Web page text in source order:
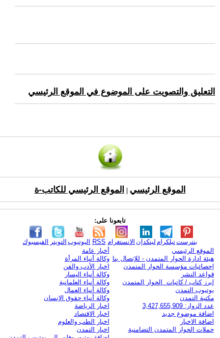
التعليق والتصويت على الموضوع في الموقع الرئيسي
الموقع الرئيسي الموقع الرئيسي للكاتب-ة
تابعونا على:
الفيسبوك التويتر اليوتيوب RSS الانستغرام لينكدإن تيلكرامبنترست
الموقع الرئيسي
هيئة ادارة الحوار المتمدن - للإتصال بنا
إحصائيات مؤسسة الحوار المتمدن
قواعد النشر
ابرز كتاب / كاتبات الحوار المتمدن
يوتيوب التمدن
مكتبة التمدن
عدد الزوار: 3,427,655,909
اضافة موضوع جديد
اضافة الاخبار
حملات الحوار المتمدن التضامنية
أخبار عامة
وكالة أنباء المرأة
اخبار الأدب والفن
وكالة أنباء اليسار
وكالة أنباء العلمانية
وكالة أنباء العمال
وكالة أنباء حقوق الإنسان
اخبار الرياضة
اخبار الاقتصاد
اخبار الطب والعلوم
اخبار التمدن